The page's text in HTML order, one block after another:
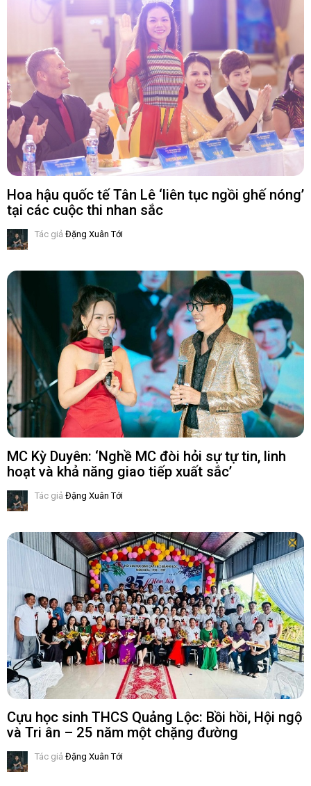
Hoa hậu quốc tế Tân Lê ‘liên tục ngồi ghế nóng’
tại các cuộc thi nhan sắc
Tác giả Đặng Xuân Tới
MC Kỳ Duyên: ‘Nghề MC đòi hỏi sự tự tin, linh
hoạt và khả năng giao tiếp xuất sắc’
Tác giả Đặng Xuân Tới
Cựu học sinh THCS Quảng Lộc: Bồi hồi, Hội ngộ
và Tri ân – 25 năm một chặng đường
Tác giả Đặng Xuân Tới